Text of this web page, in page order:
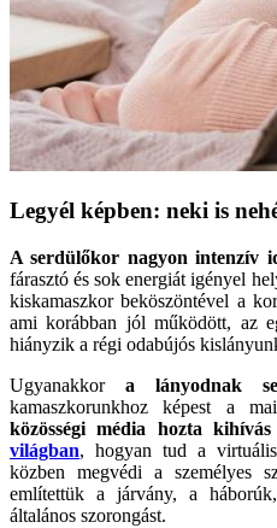
Legyél képben: neki is
A serdülőkor nagyon intenzív
fárasztó és sok energiát igényel
kiskamaszkor beköszöntével a
ami korábban jól működött, az
hiányzik a régi odabújós
Ugyanakkor a lányodnak
kamaszkorunkhoz képest a
közösségi média hozta kihívás
világban, hogyan tud a
közben megvédi a személyes
említettük a járvány, a
általános szorongást.